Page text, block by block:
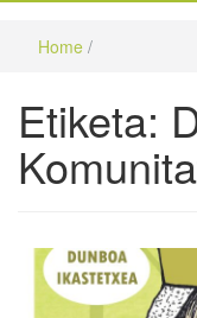
Home /
Etiketa: